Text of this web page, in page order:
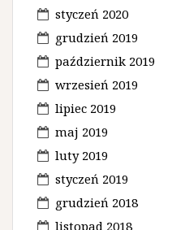
styczeń 2020
grudzień 2019
październik 2019
wrzesień 2019
lipiec 2019
maj 2019
luty 2019
styczeń 2019
grudzień 2018
listopad 2018